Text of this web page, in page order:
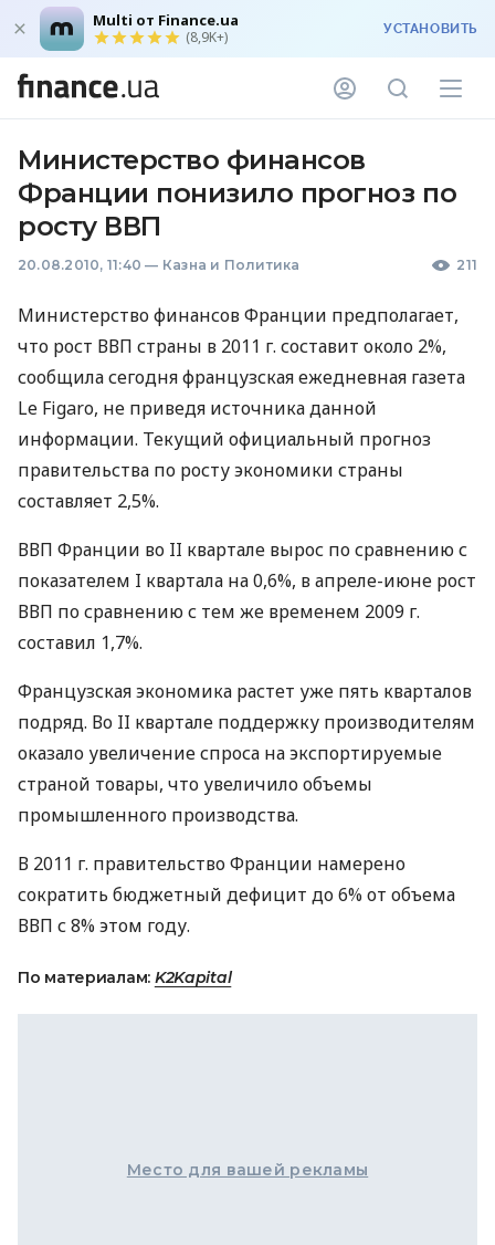
Multi от Finance.ua
(8,9K+) УСТАНОВИТЬ
Министерство финансов
Франции понизило прогноз по
росту ВВП
20.08.2010, 11:40 — Казна и Политика 211
Министерство финансов Франции предполагает,
что рост ВВП страны в 2011 г. составит около 2%,
сообщила сегодня французская ежедневная газета
Le Figaro, не приведя источника данной
информации. Текущий официальный прогноз
правительства по росту экономики страны
составляет 2,5%.
ВВП Франции во II квартале вырос по сравнению с
показателем I квартала на 0,6%, в апреле-июне рост
ВВП по сравнению с тем же временем 2009 г.
составил 1,7%.
Французская экономика растет уже пять кварталов
подряд. Во II квартале поддержку производителям
оказало увеличение спроса на экспортируемые
страной товары, что увеличило объемы
промышленного производства.
В 2011 г. правительство Франции намерено
сократить бюджетный дефицит до 6% от объема
ВВП с 8% этом году.
По материалам: K2Kapital
Место для вашей рекламы